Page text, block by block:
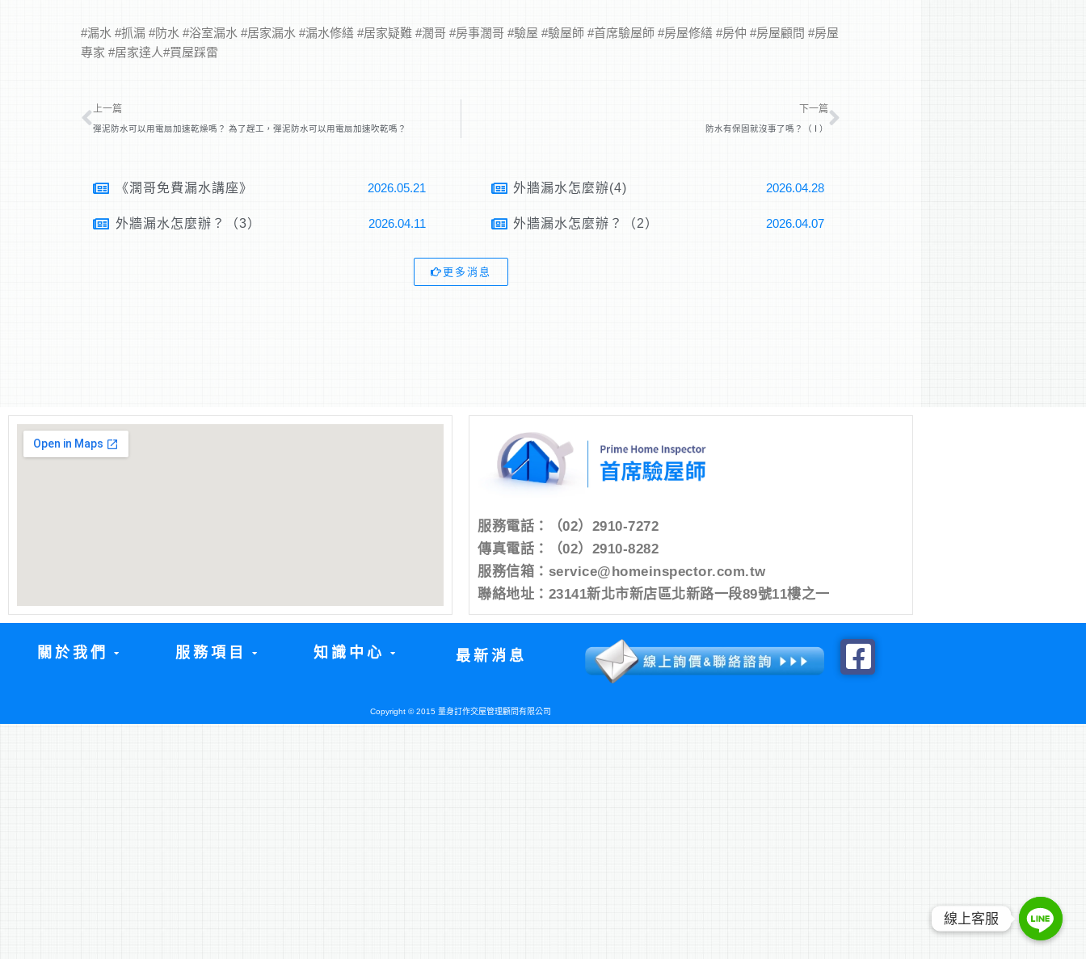
#漏水 #抓漏 #防水 #浴室漏水 #居家漏水 #漏水修繕 #居家疑難 #濶哥 #房事濶哥 #驗屋 #驗屋師 #首席驗屋師 #房屋修繕 #房仲 #房屋顧問 #房屋
專家 #居家達人#買屋踩雷
上一頁
上一篇
彈泥防水可以用電扇加速乾燥嗎？ 為了趕工，彈泥防水可以用電扇加速吹乾嗎？
下一篇
防水有保固就沒事了嗎？（ I ）
下一篇
《濶哥免費漏水講座》 2026.05.21 外牆漏水怎麼辦(4) 2026.04.28
外牆漏水怎麼辦？（3） 2026.04.11 外牆漏水怎麼辦？（2） 2026.04.07
更多消息
服務電話：
（02）2910-7272
傳真電話：（02）2910-8282
服務信箱： service@homeinspector.com.tw
聯絡地址：23141新北市新店區北新路一段89號11樓之一
關於我們 服務項目 知識中心 最新消息
Copyright © 2015 量身訂作交屋管理顧問有限公司
線上客服
線上客服